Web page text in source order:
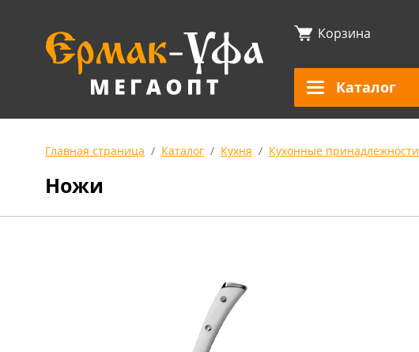
Корзина
Каталог
Главная страница Каталог Кухня Кухонные принадлежности
Ножи